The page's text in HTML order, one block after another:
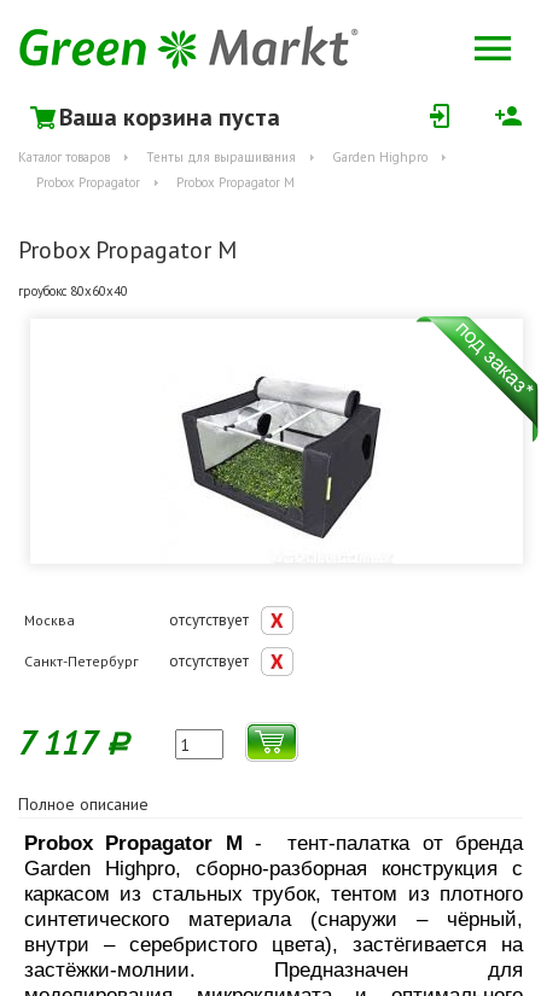
Ваша корзина пуста
Каталог товаров Тенты для выращивания
Garden Highpro
Probox Propagator
Probox Propagator M
Probox Propagator M
гроубокс 80х60х40
Москва отсутствует
Санкт-Петербург отсутствует
7 117 Р
Полное описание
Probox Propagator M - тент-палатка от бренда
Garden Highpro, сборно-разборная конструкция с
каркасом из стальных трубок, тентом из плотного
синтетического материала (снаружи – чёрный,
внутри – серебристого цвета), застёгивается на
застёжки-молнии. Предназначен для